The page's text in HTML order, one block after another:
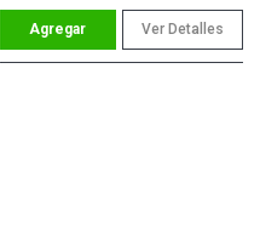
Ver Detalles